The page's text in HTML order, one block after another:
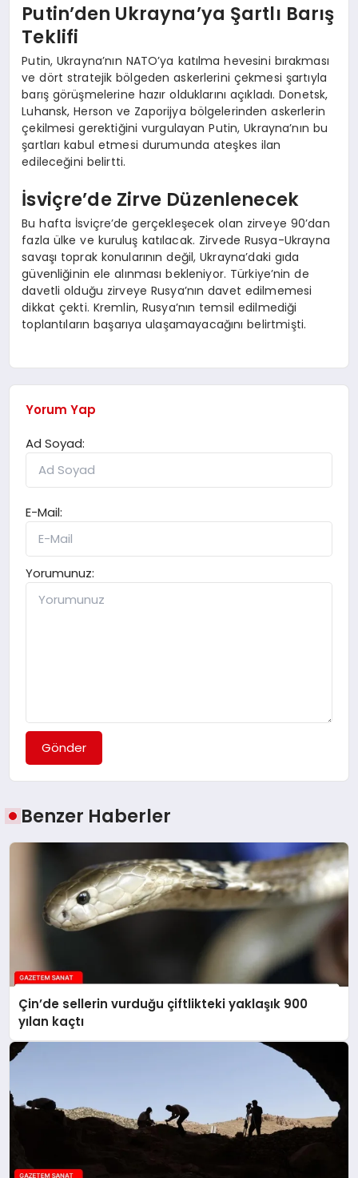
Putin’den Ukrayna’ya Şartlı Barış
Teklifi
Putin, Ukrayna’nın NATO’ya katılma hevesini bırakması
ve dört stratejik bölgeden askerlerini çekmesi şartıyla
barış görüşmelerine hazır olduklarını açıkladı. Donetsk,
Luhansk, Herson ve Zaporijya bölgelerinden askerlerin
çekilmesi gerektiğini vurgulayan Putin, Ukrayna’nın bu
şartları kabul etmesi durumunda ateşkes ilan
edileceğini belirtti.
İsviçre’de Zirve Düzenlenecek
Bu hafta İsviçre’de gerçekleşecek olan zirveye 90’dan
fazla ülke ve kuruluş katılacak. Zirvede Rusya-Ukrayna
savaşı toprak konularının değil, Ukrayna’daki gıda
güvenliğinin ele alınması bekleniyor. Türkiye’nin de
davetli olduğu zirveye Rusya’nın davet edilmemesi
dikkat çekti. Kremlin, Rusya’nın temsil edilmediği
toplantıların başarıya ulaşamayacağını belirtmişti.
Yorum Yap
Ad Soyad:
E-Mail:
Yorumunuz:
Gönder
Benzer Haberler
Çin’de sellerin vurduğu çiftlikteki yaklaşık 900
yılan kaçtı